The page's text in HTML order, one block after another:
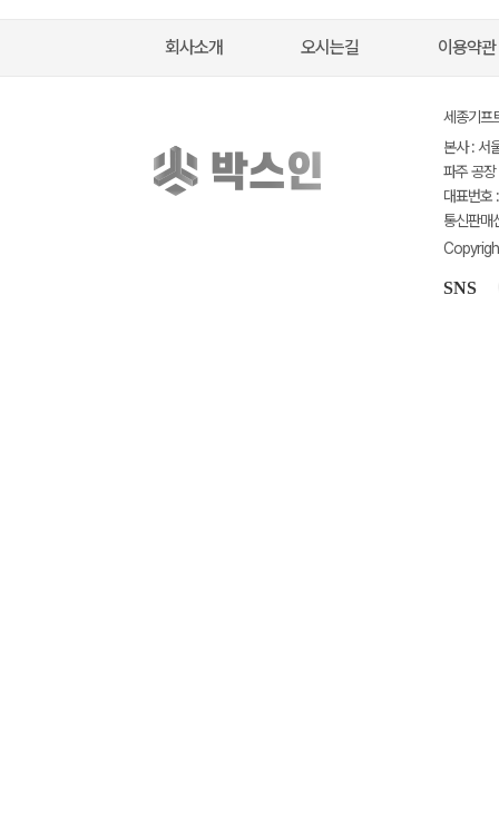
회사소개 오시는길 이용약관
세종기
본사 : 서
파주 공
대표번
통신판
SNS